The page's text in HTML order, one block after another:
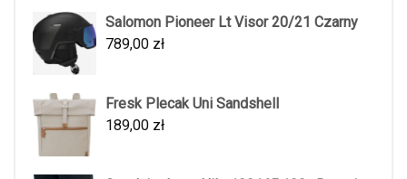
Salomon Pioneer Lt Visor 20/21 Czarny
789,00 zł
Fresk Plecak Uni Sandshell
189,00 zł